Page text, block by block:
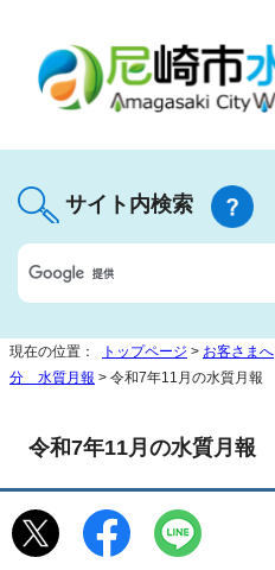
サイト内検索
現在の位置： トップページ > お客さまへ
分 水質月報 > 令和7年11月の水質月報
令和7年11月の水質月報